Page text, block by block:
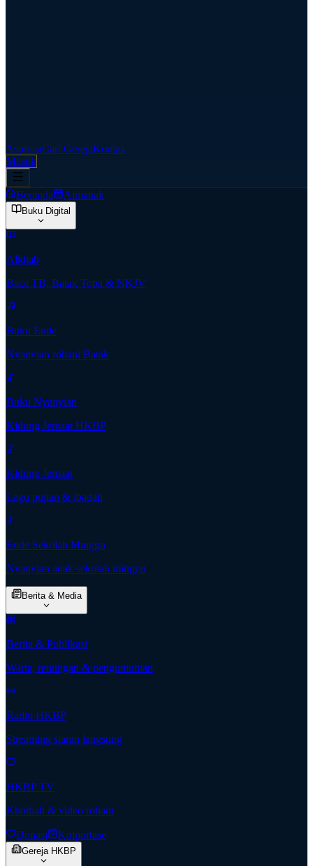
AspirasiCari GerejaKontak
Masuk
Beranda Almanak
Buku Digital
Alkitab
Baca TB, Batak Toba & NKJV
Buku Ende
Nyanyian rohani Batak
Buku Nyanyian
Kidung Jemaat HKBP
Kidung Jemaat
Lagu pujian & ibadah
Ende Sekolah Minggu
Nyanyian anak sekolah minggu
Berita & Media
Berita & Publikasi
Warta, renungan & pengumuman
Radio HKBP
Streaming siaran langsung
HKBP TV
Khotbah & video rohani
Donasi Kolportase
Gereja HKBP